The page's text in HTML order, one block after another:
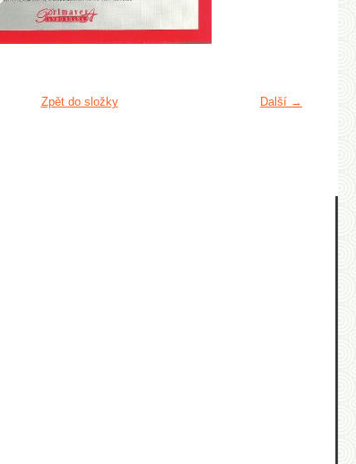
Další →
Zpět do složky